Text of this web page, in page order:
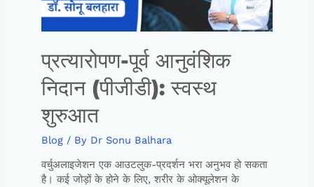
प्रत्यारोपण-पूर्व आनुवंशिक
निदान (पीजीडी): स्वस्थ
शुरुआत
Blog/ By Dr Sonu Balhara
वर्चुअलाइजेशन एक आउटलुक-प्रदर्शन भरा अनुभव हो सकता
है। कई जोड़ों के होने के लिए, शरीर के ओक्यूलेशन के